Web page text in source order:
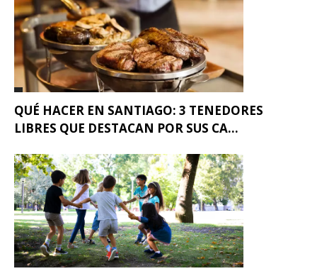
QUÉ HACER EN SANTIAGO: 3 TENEDORES
LIBRES QUE DESTACAN POR SUS CA...